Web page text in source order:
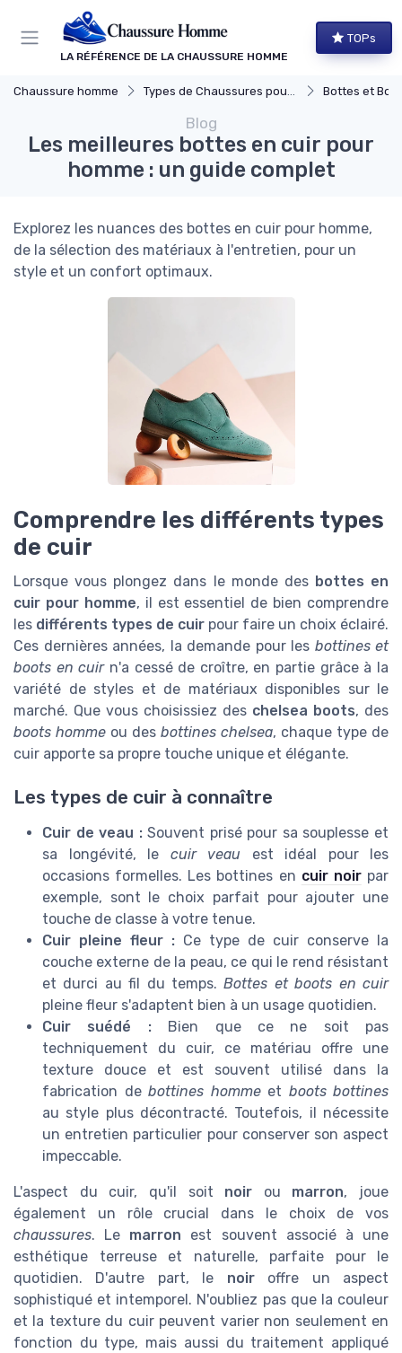
LA RÉFÉRENCE DE LA CHAUSSURE HOMME
TOPs
Chaussure homme Types de Chaussures pour Hommes Bottes et
Blog
Les meilleures bottes en cuir pour
homme : un guide complet
Explorez les nuances des bottes en cuir pour homme,
de la sélection des matériaux à l'entretien, pour un
style et un confort optimaux.
Comprendre les différents types
de cuir
Lorsque vous plongez dans le monde des bottes en
cuir pour homme, il est essentiel de bien comprendre
les différents types de cuir pour faire un choix éclairé.
Ces dernières années, la demande pour les bottines et
boots en cuirn'a cessé de croître, en partie grâce à la
variété de styles et de matériaux disponibles sur le
marché. Que vous choisissiez des chelsea boots, des
boots homme ou des bottines chelsea, chaque type de
cuir apporte sa propre touche unique et élégante.
Les types de cuir à connaître
Cuir de veau :Souvent prisé pour sa souplesse et
sa longévité, le cuir veau est idéal pour les
occasions formelles. Les bottines en cuir noirpar
exemple, sont le choix parfait pour ajouter une
touche de classe à votre tenue.
Cuir pleine fleur : Ce type de cuir conserve la
couche externe de la peau, ce qui le rend résistant
et durci au fil du temps.Bottes et boots en cuir
pleine fleur s'adaptent bien à un usage quotidien.
Cuir suédé :Bien que ce ne soit pas
techniquement du cuir, ce matériau offre une
texture douce et est souvent utilisé dans la
fabrication de bottines hommeet boots bottines
au style plus décontracté. Toutefois, il nécessite
un entretien particulier pour conserver son aspect
impeccable.
L'aspect du cuir, qu'il soit noir ou marron, joue
également un rôle crucial dans le choix de vos
chaussures. Le marron est souvent associé à une
esthétique terreuse et naturelle, parfaite pour le
quotidien. D'autre part, le noiroffre un aspect
sophistiqué et intemporel. N'oubliez pas que la couleur
et la texture du cuir peuvent varier non seulement en
fonction du type, mais aussi du traitement appliqué
Panneau de gestion des cookies